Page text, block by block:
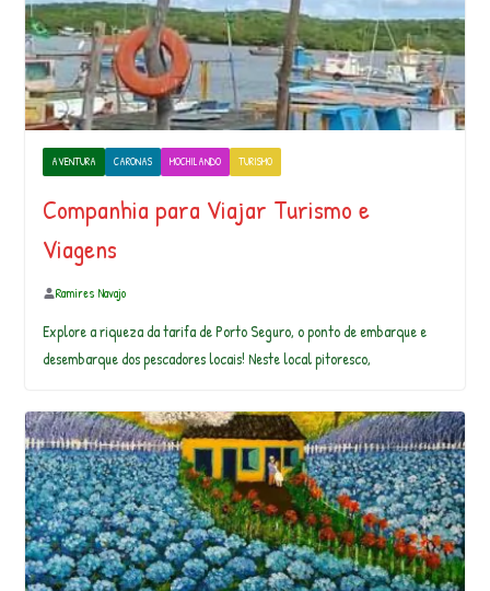
AVENTURA CARONAS MOCHILANDO TURISMO
Companhia para Viajar Turismo e
Viagens
Ramires Navajo
Explore a riqueza da tarifa de Porto Seguro, o ponto de embarque e
desembarque dos pescadores locais! Neste local pitoresco,